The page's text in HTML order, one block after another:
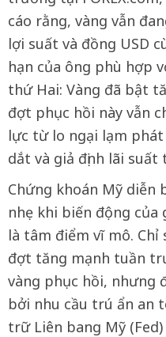
cáo rằng, vàng vẫn
lợi suất và đồng USD
hạn của ông phù hợp
thứ Hai: Vàng đã bật
đợt phục hồi này vẫn
lực từ lo ngại lạm
dắt và giả định lãi
Chứng khoán Mỹ diễn
nhẹ khi biến động
là tâm điểm vĩ mô. Chỉ
đợt tăng mạnh tuần
vàng phục hồi, nhưng
bởi nhu cầu trú ẩn an
trữ Liên bang Mỹ